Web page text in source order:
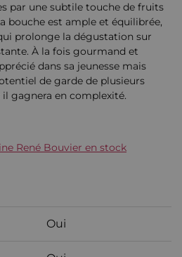
par une subtile touche de fruits
bouche est ample et équilibrée,
prolonge la dégustation sur
À la fois gourmand et
dans sa jeunesse mais
de garde de plusieurs
il gagnera en complexité.
René Bouvier en stock
Oui